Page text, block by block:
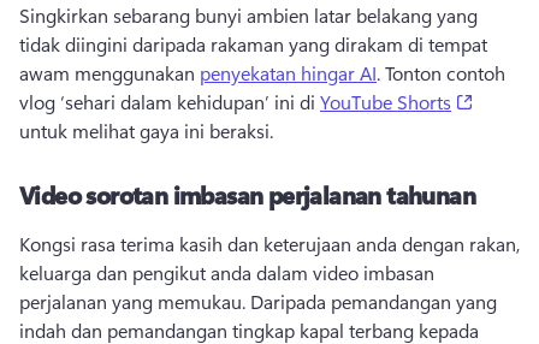
Singkirkan sebarang bunyi ambien latar belakang yang
tidak diingini daripada rakaman yang dirakam di tempat
awam menggunakan penyekatan hingar AI. Tonton contoh
vlog ‘sehari dalam kehidupan’ ini di YouTube Shorts
untuk melihat gaya ini beraksi.
Video sorotan imbasan perjalanan tahunan
Kongsi rasa terima kasih dan keterujaan anda dengan rakan,
keluarga dan pengikut anda dalam video imbasan
perjalanan yang memukau. Daripada pemandangan yang
indah dan pemandangan tingkap kapal terbang kepada